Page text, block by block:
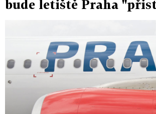
bude letiště Praha